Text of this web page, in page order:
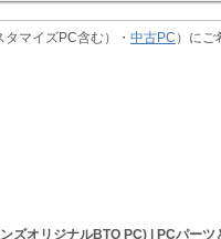
タマイズPC含む）・ 中古PC ）にご
ズオリジナルBTO PC) | PCパーツ